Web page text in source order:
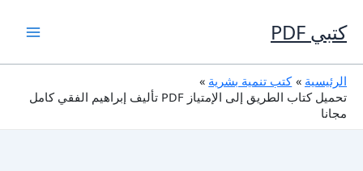
إلى
المحتوى
كتبي PDF
الرئيسية
كتب تنمية بشرية
تحميل كتاب الطريق إلى الإمتياز PDF تأليف إبراهيم الفقي كامل
مجانا